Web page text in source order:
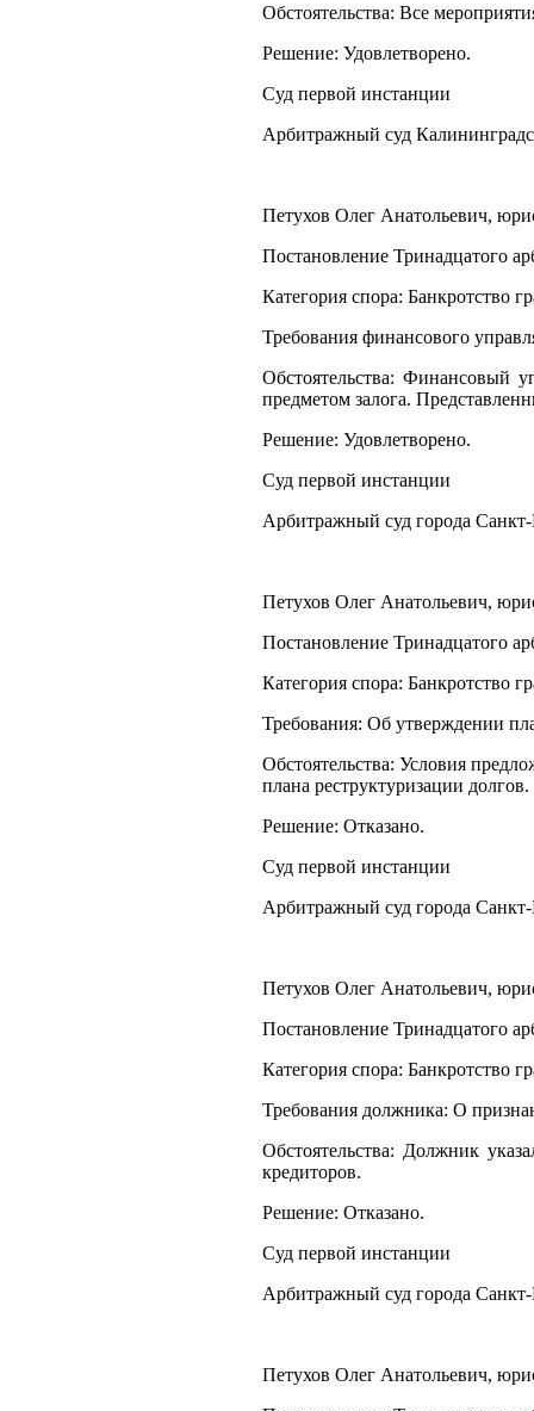
Обстоятельства: Все
Решение: Удовлетворено.
Суд первой инстанции
Арбитражный суд
Петухов Олег Анатольевич,
Постановление Тринадцатого
Категория спора: Банкротство
Требования финансового
Обстоятельства: Финансовый
предметом залога.
Решение: Удовлетворено.
Суд первой инстанции
Арбитражный суд города
Петухов Олег Анатольевич,
Постановление Тринадцатого
Категория спора: Банкротство
Требования: Об утверждении
Обстоятельства: Условия
плана реструктуризации долгов.
Решение: Отказано.
Суд первой инстанции
Арбитражный суд города
Петухов Олег Анатольевич,
Постановление Тринадцатого
Категория спора: Банкротство
Требования должника: О
Обстоятельства: Должник
кредиторов.
Решение: Отказано.
Суд первой инстанции
Арбитражный суд города
Петухов Олег Анатольевич,